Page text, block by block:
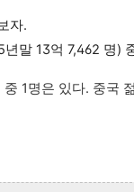
자.
년말 13억 7,462 명)
1명은 있다. 중국